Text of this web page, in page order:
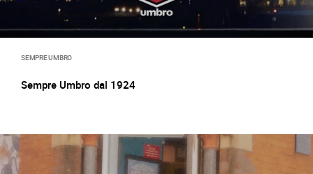
SEMPRE UMBRO
Sempre Umbro dal 1924